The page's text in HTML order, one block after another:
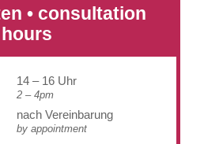
• consultation
hours
14 – 16 Uhr
2 – 4pm
nach Vereinbarung
by appointment